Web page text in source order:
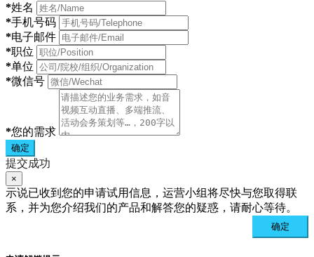
*姓名
*手机号码
*电子邮件
*职位
*单位
*微信号
*您的需求
确定
提交成功
×
示说已收到您的申请试用信息，运营小组将尽快与您取得联
系，并为您介绍我们的产品和解答您的疑惑，请耐心等待。
确定